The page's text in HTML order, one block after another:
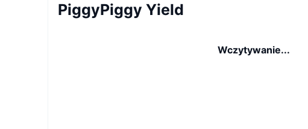
PiggyPiggy Yield
Wczytywanie...